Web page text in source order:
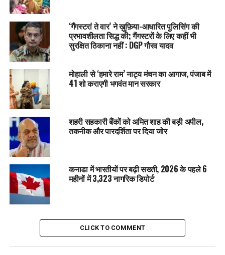
समेत नौ लोगों के खिलाफ हत्या में Case दर्ज किया गया है। जो भी तथ्य
सामने आएंगे उसी आधार पर आगे की कार्रवाई की जाएगी।
RELATED TOPICS: LATEST NEWS UTTAR PRADESH
UP NEXT
Synthetic रंग से हो रही तैयार मिक्सचर नमकिन की बिक्री पर लगी
रोक।
DON'T MISS
UP: “पत्नी के कहने पर पति नहीं लेकर आया बहार से खाना” , पत्नी
पहुंची मायके। जाने क्या है पूरा मामला ?
‘गैंगस्टरां ते वार’ ने ख़ुफ़िया-आधारित पुलिसिंग की
प्रभावशीलता सिद्ध की; गैंगस्टरों के लिए कहीं भी
सुरक्षित ठिकाना नहीं : DGP गौरव यादव
मोहाली से ‘हमारे राम’ नाट्य मंचन का आगाज, पंजाब में
41 शो कराएगी भगवंत मान सरकार
शहरी सहकारी बैंकों को अमित शाह की बड़ी अपील,
तकनीक और पारदर्शिता पर दिया जोर
कनाडा में भारतीयों पर बढ़ी सख्ती, 2026 के पहले 6
महीनों में 3,323 नागरिक डिपोर्ट
CLICK TO COMMENT